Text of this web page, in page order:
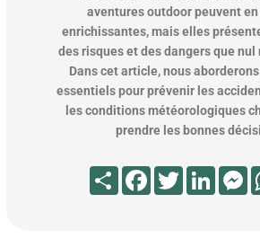
aventures outdoor peuvent
enrichissantes, mais elles
des risques et des dangers que nul
Dans cet article, nous
essentiels pour prévenir les
les conditions météorologiques
prendre les bonnes
PartagerFacebookTwitter